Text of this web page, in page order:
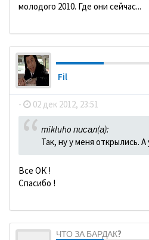
молодого 2010. Где они сейчас...
Fil
- 02 дек 2012, 23:51
mikluho писал(а):
Так, ну у меня открылись. А
Все ОК !
Спасибо !
ЧТО ЗА БАРДАК?